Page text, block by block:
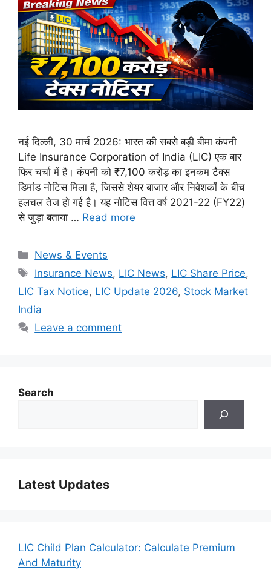
नई दिल्ली, 30 मार्च 2026: भारत की सबसे बड़ी बीमा कंपनी
Life Insurance Corporation of India (LIC) एक बार
फिर चर्चा में है। कंपनी को ₹7,100 करोड़ का इनकम टैक्स
डिमांड नोटिस मिला है, जिससे शेयर बाजार और निवेशकों के बीच
हलचल तेज हो गई है। यह नोटिस वित्त वर्ष 2021-22 (FY22)
से जुड़ा बताया … Read more
Categories
News & Events
Tags
Insurance News, LIC News, LIC Share Price,
LIC Tax Notice, LIC Update 2026, Stock Market
India
Leave a comment
Search
Latest Updates
LIC Child Plan Calculator: Calculate Premium
And Maturity